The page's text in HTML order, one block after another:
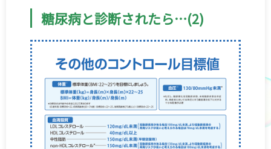
糖尿病と診断されたら…(2)